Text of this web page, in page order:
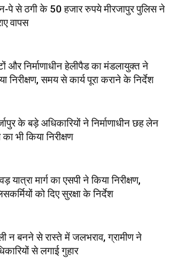
पे से ठगी के 50 हजार रुपये मीरजापुर पुलिस ने
वापस
और निर्माणाधीन हेलीपैड का मंडलायुक्त ने
निरीक्षण, समय से कार्य पूरा कराने के निर्देश
के बड़े अधिकारियों ने निर्माणाधीन छह लेन
भी किया निरीक्षण
यात्रा मार्ग का एसपी ने किया निरीक्षण,
को दिए सुरक्षा के निर्देश
न बनने से रास्ते में जलभराव, ग्रामीण ने
से लगाई गुहार